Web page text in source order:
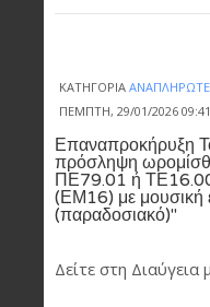
ΚΑΤΗΓΟΡΊΑ
ΠΈΜΠΤΗ, 29/01/2026 09:41
Επαναπροκήρυξη
πρόσληψη
ΠΕ79.01 ή ΤΕ16.00)
(ΕΜ16) με μουσική
(παραδοσιακό)"
Δείτε στη Διαύγεια